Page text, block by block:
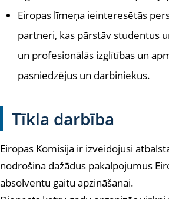
Eiropas līmeņa ieinteresētās
partneri, kas pārstāv studentus
un profesionālās izglītības un
pasniedzējus un darbiniekus.
Tīkla darbība
Eiropas Komisija ir izveidojusi
nodrošina dažādus pakalpojumus
absolventu gaitu apzināšanai.